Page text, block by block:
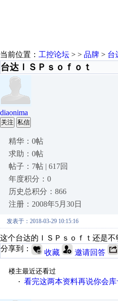
当前位置： 工控论坛 > > 品牌 > 台
台达ＩＳＰｓｏｆｏｔ
diaonima
关注 私信
精华：0帖
求助：0帖
帖子：7帖 | 617回
年度积分：0
历史总积分：866
注册：2008年5月30日
发表于：2018-03-29 10:15:16
这个台达的ＩＳＰｓｏｆｔ还是
分享到：
收藏 邀请回答
楼主最近还看过
· 看完这两本资料再说你会库